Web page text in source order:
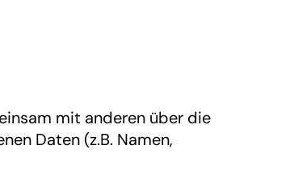
mit anderen über die
Daten (z.B. Namen,